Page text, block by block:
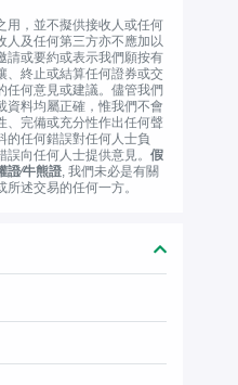
用，並不擬供接收人或任何
人及任何第三方亦不應加以
請或要約或表示我們願按有
、終止或結算任何證券或交
任何意見或建議。儘管我們
資料均屬正確，惟我們不會
、完備或充分性作出任何聲
的任何錯誤對任何人士負
向任何人士提供意見。 假
∕牛熊證, 我們未必是有關
述交易的任何一方。